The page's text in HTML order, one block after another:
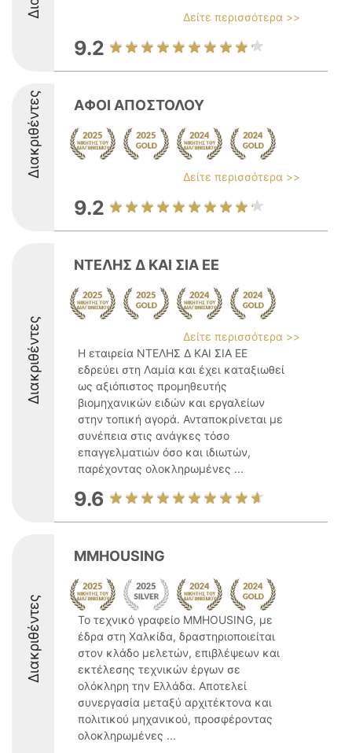
Δείτε περισσότερα >>
9.2
Διακριθέντες ΑΦΟΙ ΑΠΟΣΤΟΛΟΥ
Δείτε περισσότερα >>
9.2
Διακριθέντες
ΝΤΕΛΗΣ Δ ΚΑΙ ΣΙΑ ΕΕ
Δείτε περισσότερα >>
Η εταιρεία ΝΤΕΛΗΣ Δ ΚΑΙ ΣΙΑ ΕΕ
εδρεύει στη Λαμία και έχει καταξιωθεί
ως αξιόπιστος προμηθευτής
βιομηχανικών ειδών και εργαλείων
στην τοπική αγορά. Ανταποκρίνεται με
συνέπεια στις ανάγκες τόσο
επαγγελματιών όσο και ιδιωτών,
παρέχοντας ολοκληρωμένες ...
9.6
Διακριθέντες
MMHOUSING
Το τεχνικό γραφείο MMHOUSING, με
έδρα στη Χαλκίδα, δραστηριοποιείται
στον κλάδο μελετών, επιβλέψεων και
εκτέλεσης τεχνικών έργων σε
ολόκληρη την Ελλάδα. Αποτελεί
συνεργασία μεταξύ αρχιτέκτονα και
πολιτικού μηχανικού, προσφέροντας
ολοκληρωμένες ...